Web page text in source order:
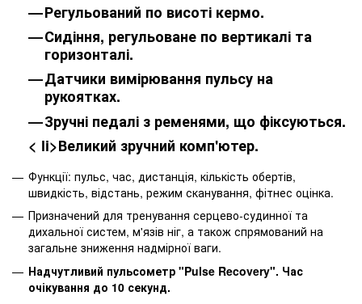
Регульований по висоті кермо.
Сидіння, регульоване по вертикалі та
горизонталі.
Датчики вимірювання пульсу на
рукоятках.
Зручні педалі з ременями, що фіксуються.
< li>Великий зручний комп'ютер.
Функції: пульс, час, дистанція, кількість обертів,
швидкість, відстань, режим сканування, фітнес оцінка.
Призначений для тренування серцево-судинної та
дихальної систем, м'язів ніг, а також спрямований на
загальне зниження надмірної ваги.
Надчутливий пульсометр "Pulse Recovery". Час
очікування до 10 секунд.